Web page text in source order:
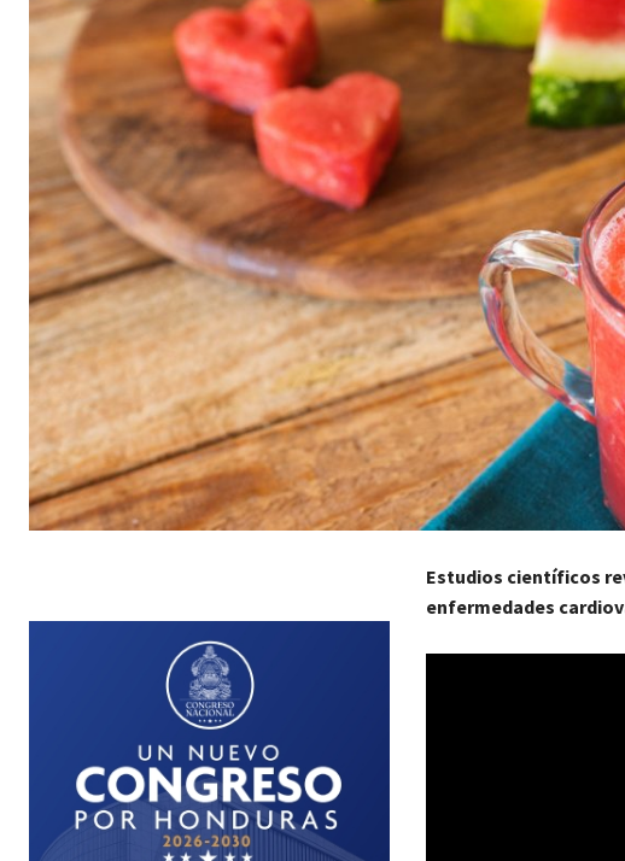
Estudios científicos
enfermedades